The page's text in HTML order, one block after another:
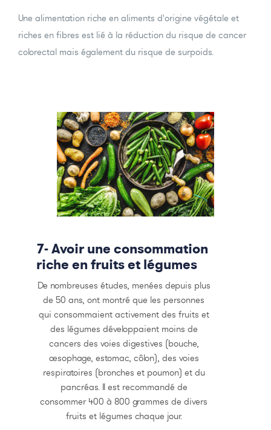
Une alimentation riche en aliments d'origine végétale et
riches en fibres est lié à la réduction du risque de cancer
colorectal mais également du risque de surpoids.
7- Avoir une consommation
riche en fruits et légumes
De nombreuses études, menées depuis plus
de 50 ans, ont montré que les personnes
qui consommaient activement des fruits et
des légumes développaient moins de
cancers des voies digestives (bouche,
œsophage, estomac, côlon), des voies
respiratoires (bronches et poumon) et du
pancréas. Il est recommandé de
consommer 400 à 800 grammes de divers
fruits et légumes chaque jour.